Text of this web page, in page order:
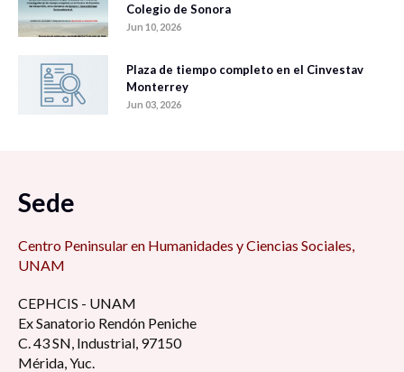
Colegio de Sonora
Jun 10, 2026
Plaza de tiempo completo en el Cinvestav
Monterrey
Jun 03, 2026
Sede
Centro Peninsular en Humanidades y Ciencias Sociales,
UNAM
CEPHCIS - UNAM
Ex Sanatorio Rendón Peniche
C. 43 SN, Industrial, 97150
Mérida, Yuc.